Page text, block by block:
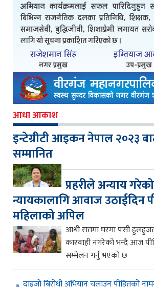
आधा आकाश
इन्टेग्रीटी आइकन नेपाल २०२३
सम्मानित
प्रहरीले अन्याय
न्यायकालागि आवाज उठाईदिन
महिलाको अपिल
आधी रातमा घरमा पसी हुलहुजत
कारवाही नगरेको भन्दै आज
सम्मेलन गर्नु भएको छ
दाइजो बिरोधी अभियान चलाउन पीडितको